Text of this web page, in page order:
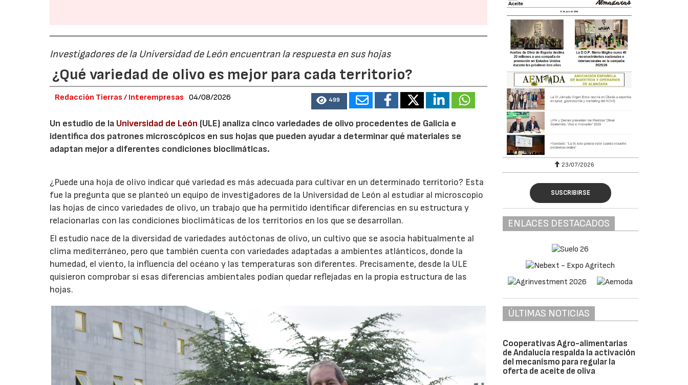
Investigadores de la Universidad de León encuentran la respuesta en sus hojas
¿Qué variedad de olivo es mejor para cada territorio?
Redacción Tierras / Interempresas 04/08/2026 499
Un estudio de la Universidad de León (ULE) analiza cinco variedades de olivo procedentes de Galicia e
identifica dos patrones microscópicos en sus hojas que pueden ayudar a determinar qué materiales se
adaptan mejor a diferentes condiciones bioclimáticas.
¿Puede una hoja de olivo indicar qué variedad es más adecuada para cultivar en un determinado territorio? Esta
fue la pregunta que se planteó un equipo de investigadores de la Universidad de León al estudiar al microscopio
las hojas de cinco variedades de olivo, un trabajo que ha permitido identificar diferencias en su estructura y
relacionarlas con las condiciones bioclimáticas de los territorios en los que se desarrollan.
El estudio nace de la diversidad de variedades autóctonas de olivo, un cultivo que se asocia habitualmente al
clima mediterráneo, pero que también cuenta con variedades adaptadas a ambientes atlánticos, donde la
humedad, el viento, la influencia del océano y las temperaturas son diferentes. Precisamente, desde la ULE
quisieron comprobar si esas diferencias ambientales podían quedar reflejadas en la propia estructura de las
hojas.
23/07/2026
SUSCRIBIRSE
ENLACES DESTACADOS
ÚLTIMAS NOTICIAS
Cooperativas Agro-alimentarias
de Andalucía respalda la activación
del mecanismo para regular la
oferta de aceite de oliva